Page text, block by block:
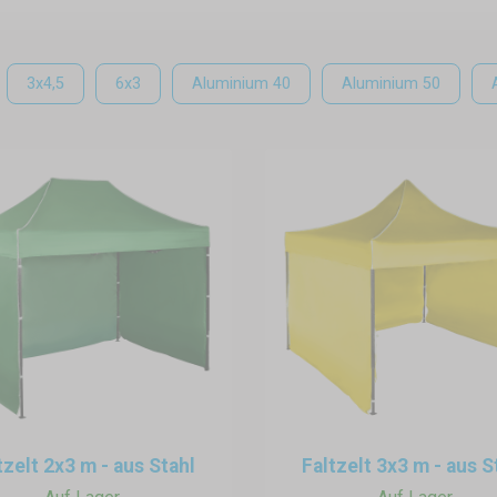
Feld. In diesem Fall ist das Expresszelt die beste Wahl.
Sie frei an der frischen Luft arbeiten, ohne auf das
erhältlich. Es hängt von Ihnen ab, was Ihren
oder professionelle Aluminiumkonstruktion entscheiden.
ist sehr einfach, es dauert nicht einmal 10 Minuten.
Expresszelten an. Es hängt von Ihnen ab, ob Sie eine
und das größte Modell mit 3×6 Meter wählen.
gefalteten Zeltes überraschen. Sie können Ihr Zelt im Pkw
3x4,5 6x3 Aluminium 40 Aluminium 50
2x3 m - aus Stahl Faltzelt 3x3 m - aus